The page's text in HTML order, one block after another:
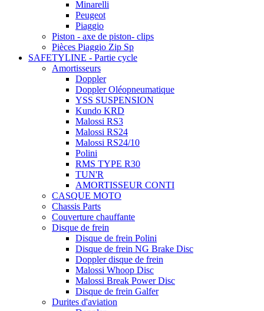
Minarelli
Peugeot
Piaggio
Piston - axe de piston- clips
Pièces Piaggio Zip Sp
SAFETYLINE - Partie cycle
Amortisseurs
Doppler
Doppler Oléopneumatique
YSS SUSPENSION
Kundo KRD
Malossi RS3
Malossi RS24
Malossi RS24/10
Polini
RMS TYPE R30
TUN'R
AMORTISSEUR CONTI
CASQUE MOTO
Chassis Parts
Couverture chauffante
Disque de frein
Disque de frein Polini
Disque de frein NG Brake Disc
Doppler disque de frein
Malossi Whoop Disc
Malossi Break Power Disc
Disque de frein Galfer
Durites d'aviation